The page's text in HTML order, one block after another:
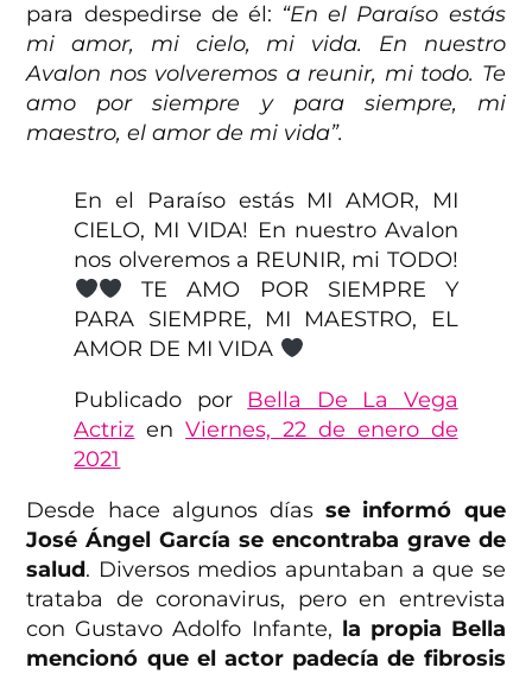
para despedirse de él: “En el Paraíso estás
mi amor, mi cielo, mi vida. En nuestro
Avalon nos volveremos a reunir, mi todo. Te
amo por siempre y para siempre, mi
maestro, el amor de mi vida”.
En el Paraíso estás MI AMOR, MI
CIELO, MI VIDA! En nuestro Avalon
nos olveremos a REUNIR, mi TODO!
TE AMO POR SIEMPRE Y
PARA SIEMPRE, MI MAESTRO, EL
AMOR DE MI VIDA
Publicado por Bella De La Vega
Actriz enViernes, 22 de enero de
2021
Desde hace algunos díasse informó que
José Ángel García se encontraba grave de
salud. Diversos medios apuntaban a que se
trataba de coronavirus, pero en entrevista
con Gustavo Adolfo Infante, la propia Bella
mencionó que el actor padecía de fibrosis